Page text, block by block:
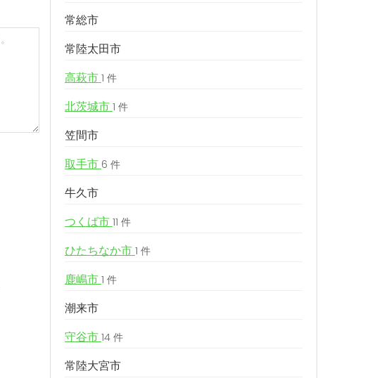
常総市
常陸太田市
高萩市 1 件
北茨城市 1 件
笠間市
取手市 6 件
牛久市
つくば市 11 件
ひたちなか市 1 件
鹿嶋市 1 件
潮来市
守谷市 14 件
常陸大宮市